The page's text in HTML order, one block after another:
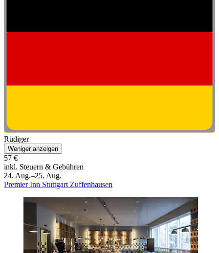
Rüdiger
Weniger anzeigen
57 €
inkl. Steuern & Gebühren
24. Aug.–25. Aug.
Premier Inn Stuttgart Zuffenhausen